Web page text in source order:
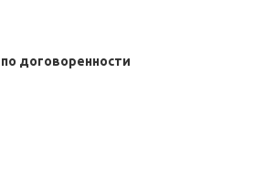
по договоренности